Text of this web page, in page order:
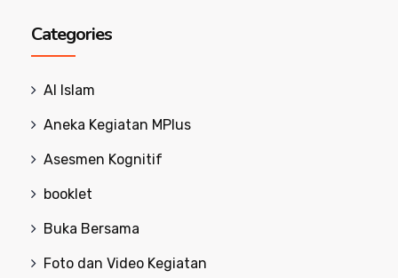
Categories
Al Islam
Aneka Kegiatan MPlus
Asesmen Kognitif
booklet
Buka Bersama
Foto dan Video Kegiatan